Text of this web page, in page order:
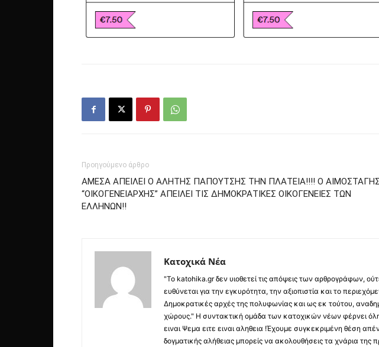
Προηγούμενο άρθρο
ΑΜΕΣΑ ΑΠΕΙΛΕΙ Ο ΑΛΗΤΗΣ ΠΑΠΟΥΤΣΗΣ ΤΗΝ ΠΛΑΤΕΙΑ!!!! Ο ΑΙΜΟΣΤΑΓΗΣ
“ΟΙΚΟΓΕΝΕΙΑΡΧΗΣ” ΑΠΕΙΛΕΙ ΤΙΣ ΔΗΜΟΚΡΑΤΙΚΕΣ ΟΙΚΟΓΕΝΕΙΕΣ ΤΩΝ
ΕΛΛΗΝΩΝ!!
Κατοχικά Νέα
"Το katohika.gr δεν υιοθετεί τις απόψεις των αρθρογράφων,
ευθύνεται για την εγκυρότητα, την αξιοπιστία και το
Δημοκρατικές αρχές της πολυφωνίας και ως εκ τούτου,
χώρους." Η συντακτική ομάδα των κατοχικών νέων φέρνει
ειναι Ψεμα ειτε ειναι αληθεια !Έχουμε συγκεκριμένη θέση
δογματικής αλήθειας μπορείς να ακολουθήσεις τα χνάρια της